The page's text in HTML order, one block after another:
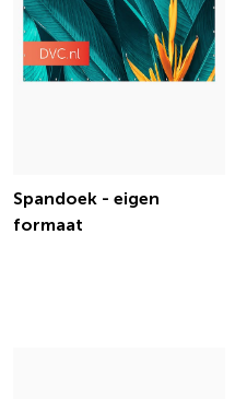
Spandoek - eigen
formaat